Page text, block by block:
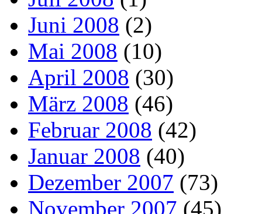
Juni 2008 (2)
Mai 2008 (10)
April 2008 (30)
März 2008 (46)
Februar 2008 (42)
Januar 2008 (40)
Dezember 2007 (73)
November 2007 (45)